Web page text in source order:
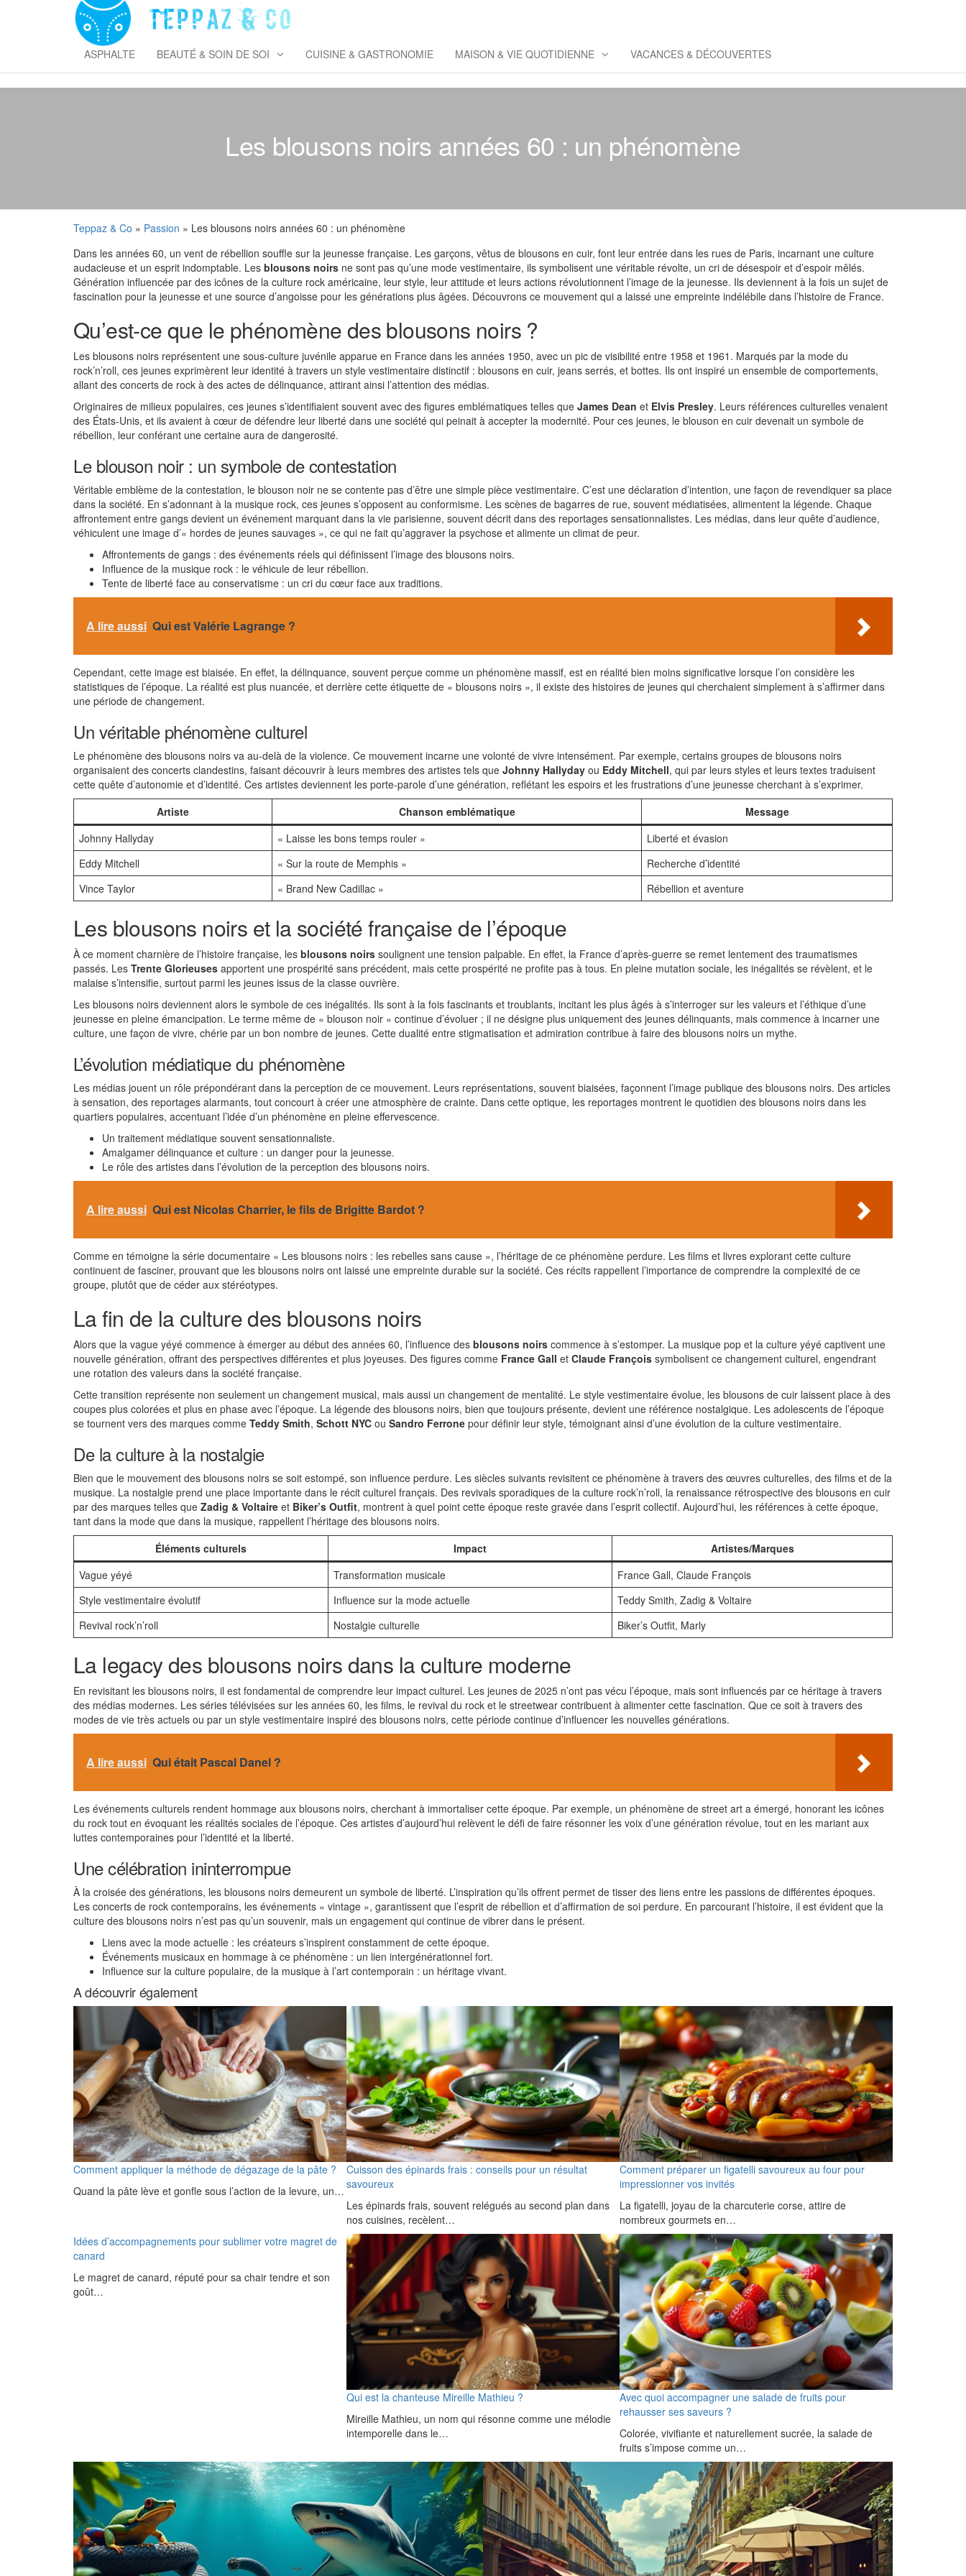
& Co
ASPHALTE BEAUTÉ & SOIN DE SOI CUISINE & GASTRONOMIE MAISON & VIE QUOTIDIENNE VACANCES & DÉCOUVERTES
Les blousons noirs années 60 : un phénomène
Teppaz & Co » Passion » Les blousons noirs années 60 : un phénomène
Dans les années 60, un vent de rébellion souffle sur la jeunesse française. Les garçons, vêtus de blousons en cuir, font leur entrée dans les rues de Paris, incarnant une culture
audacieuse et un esprit indomptable. Les blousons noirs ne sont pas qu’une mode vestimentaire, ils symbolisent une véritable révolte, un cri de désespoir et d’espoir mêlés.
Génération influencée par des icônes de la culture rock américaine, leur style, leur attitude et leurs actions révolutionnent l’image de la jeunesse. Ils deviennent à la fois un sujet de
fascination pour la jeunesse et une source d’angoisse pour les générations plus âgées. Découvrons ce mouvement qui a laissé une empreinte indélébile dans l’histoire de France.
Qu’est-ce que le phénomène des blousons noirs ?
Les blousons noirs représentent une sous-culture juvénile apparue en France dans les années 1950, avec un pic de visibilité entre 1958 et 1961. Marqués par la mode du
rock’n’roll, ces jeunes exprimèrent leur identité à travers un style vestimentaire distinctif : blousons en cuir, jeans serrés, et bottes. Ils ont inspiré un ensemble de comportements,
allant des concerts de rock à des actes de délinquance, attirant ainsi l’attention des médias.
Originaires de milieux populaires, ces jeunes s’identifiaient souvent avec des figures emblématiques telles que James Dean et Elvis Presley. Leurs références culturelles venaient
des États-Unis, et ils avaient à cœur de défendre leur liberté dans une société qui peinait à accepter la modernité. Pour ces jeunes, le blouson en cuir devenait un symbole de
rébellion, leur conférant une certaine aura de dangerosité.
Le blouson noir : un symbole de contestation
Véritable emblème de la contestation, le blouson noir ne se contente pas d’être une simple pièce vestimentaire. C’est une déclaration d’intention, une façon de revendiquer sa place
dans la société. En s’adonnant à la musique rock, ces jeunes s’opposent au conformisme. Les scènes de bagarres de rue, souvent médiatisées, alimentent la légende. Chaque
affrontement entre gangs devient un événement marquant dans la vie parisienne, souvent décrit dans des reportages sensationnalistes. Les médias, dans leur quête d’audience,
véhiculent une image d’« hordes de jeunes sauvages », ce qui ne fait qu’aggraver la psychose et alimente un climat de peur.
Affrontements de gangs : des événements réels qui définissent l’image des blousons noirs.
Influence de la musique rock : le véhicule de leur rébellion.
Tente de liberté face au conservatisme : un cri du cœur face aux traditions.
A lire aussi Qui est Valérie Lagrange ?
Cependant, cette image est biaisée. En effet, la délinquance, souvent perçue comme un phénomène massif, est en réalité bien moins significative lorsque l’on considère les
statistiques de l’époque. La réalité est plus nuancée, et derrière cette étiquette de « blousons noirs », il existe des histoires de jeunes qui cherchaient simplement à s’affirmer dans
une période de changement.
Un véritable phénomène culturel
Le phénomène des blousons noirs va au-delà de la violence. Ce mouvement incarne une volonté de vivre intensément. Par exemple, certains groupes de blousons noirs
organisaient des concerts clandestins, faisant découvrir à leurs membres des artistes tels que Johnny Hallyday ou Eddy Mitchell, qui par leurs styles et leurs textes traduisent
cette quête d’autonomie et d’identité. Ces artistes deviennent les porte-parole d’une génération, reflétant les espoirs et les frustrations d’une jeunesse cherchant à s’exprimer.
Artiste
Chanson emblématique
Message
Johnny Hallyday
« Laisse les bons temps rouler »
Liberté et évasion
Eddy Mitchell
« Sur la route de Memphis »
Recherche d’identité
Vince Taylor
« Brand New Cadillac » Rébellion et aventure
Les blousons noirs et la société française de l’époque
À ce moment charnière de l’histoire française, les blousons noirs soulignent une tension palpable. En effet, la France d’après-guerre se remet lentement des traumatismes
passés. Les Trente Glorieuses apportent une prospérité sans précédent, mais cette prospérité ne profite pas à tous. En pleine mutation sociale, les inégalités se révèlent, et le
malaise s’intensifie, surtout parmi les jeunes issus de la classe ouvrière.
Les blousons noirs deviennent alors le symbole de ces inégalités. Ils sont à la fois fascinants et troublants, incitant les plus âgés à s’interroger sur les valeurs et l’éthique d’une
jeunesse en pleine émancipation. Le terme même de « blouson noir » continue d’évoluer ; il ne désigne plus uniquement des jeunes délinquants, mais commence à incarner une
culture, une façon de vivre, chérie par un bon nombre de jeunes. Cette dualité entre stigmatisation et admiration contribue à faire des blousons noirs un mythe.
L’évolution médiatique du phénomène
Les médias jouent un rôle prépondérant dans la perception de ce mouvement. Leurs représentations, souvent biaisées, façonnent l’image publique des blousons noirs. Des articles
à sensation, des reportages alarmants, tout concourt à créer une atmosphère de crainte. Dans cette optique, les reportages montrent le quotidien des blousons noirs dans les
quartiers populaires, accentuant l’idée d’un phénomène en pleine effervescence.
Un traitement médiatique souvent sensationnaliste.
Amalgamer délinquance et culture : un danger pour la jeunesse.
Le rôle des artistes dans l’évolution de la perception des blousons noirs.
A lire aussi Qui est Nicolas Charrier, le fils de Brigitte Bardot ?
Comme en témoigne la série documentaire « Les blousons noirs : les rebelles sans cause », l’héritage de ce phénomène perdure. Les films et livres explorant cette culture
continuent de fasciner, prouvant que les blousons noirs ont laissé une empreinte durable sur la société. Ces récits rappellent l’importance de comprendre la complexité de ce
groupe, plutôt que de céder aux stéréotypes.
La fin de la culture des blousons noirs
Alors que la vague yéyé commence à émerger au début des années 60, l’influence des blousons noirs commence à s’estomper. La musique pop et la culture yéyé captivent une
nouvelle génération, offrant des perspectives différentes et plus joyeuses. Des figures comme France Gall et Claude François symbolisent ce changement culturel, engendrant
une rotation des valeurs dans la société française.
Cette transition représente non seulement un changement musical, mais aussi un changement de mentalité. Le style vestimentaire évolue, les blousons de cuir laissent place à des
coupes plus colorées et plus en phase avec l’époque. La légende des blousons noirs, bien que toujours présente, devient une référence nostalgique. Les adolescents de l’époque
se tournent vers des marques comme Teddy Smith, Schott NYC ou Sandro Ferrone pour définir leur style, témoignant ainsi d’une évolution de la culture vestimentaire.
De la culture à la nostalgie
Bien que le mouvement des blousons noirs se soit estompé, son influence perdure. Les siècles suivants revisitent ce phénomène à travers des œuvres culturelles, des films et de la
musique. La nostalgie prend une place importante dans le récit culturel français. Des revivals sporadiques de la culture rock’n’roll, la renaissance rétrospective des blousons en cuir
par des marques telles que Zadig & Voltaire et Biker’s Outfit, montrent à quel point cette époque reste gravée dans l’esprit collectif. Aujourd’hui, les références à cette époque,
tant dans la mode que dans la musique, rappellent l’héritage des blousons noirs.
Éléments culturels
Impact
Artistes/Marques
Vague yéyé
Transformation musicale
France Gall, Claude François
Style vestimentaire évolutif
Influence sur la mode actuelle
Teddy Smith, Zadig & Voltaire
Revival rock’n’roll
Nostalgie culturelle Biker’s Outfit, Marly
La legacy des blousons noirs dans la culture moderne
En revisitant les blousons noirs, il est fondamental de comprendre leur impact culturel. Les jeunes de 2025 n’ont pas vécu l’époque, mais sont influencés par ce héritage à travers
des médias modernes. Les séries télévisées sur les années 60, les films, le revival du rock et le streetwear contribuent à alimenter cette fascination. Que ce soit à travers des
modes de vie très actuels ou par un style vestimentaire inspiré des blousons noirs, cette période continue d’influencer les nouvelles générations.
A lire aussi Qui était Pascal Danel ?
Les événements culturels rendent hommage aux blousons noirs, cherchant à immortaliser cette époque. Par exemple, un phénomène de street art a émergé, honorant les icônes
du rock tout en évoquant les réalités sociales de l’époque. Ces artistes d’aujourd’hui relèvent le défi de faire résonner les voix d’une génération révolue, tout en les mariant aux
luttes contemporaines pour l’identité et la liberté.
Une célébration ininterrompue
À la croisée des générations, les blousons noirs demeurent un symbole de liberté. L’inspiration qu’ils offrent permet de tisser des liens entre les passions de différentes époques.
Les concerts de rock contemporains, les événements « vintage », garantissent que l’esprit de rébellion et d’affirmation de soi perdure. En parcourant l’histoire, il est évident que la
culture des blousons noirs n’est pas qu’un souvenir, mais un engagement qui continue de vibrer dans le présent.
Liens avec la mode actuelle : les créateurs s’inspirent constamment de cette époque.
Événements musicaux en hommage à ce phénomène : un lien intergénérationnel fort.
Influence sur la culture populaire, de la musique à l’art contemporain : un héritage vivant.
A découvrir également
Comment appliquer la méthode de dégazage de la pâte ?
Quand la pâte lève et gonfle sous l’action de la levure, un…
Cuisson des épinards frais : conseils pour un résultat
savoureux
Les épinards frais, souvent relégués au second plan dans
nos cuisines, recèlent…
Comment préparer un figatelli savoureux au four pour
impressionner vos invités
La figatelli, joyau de la charcuterie corse, attire de
nombreux gourmets en…
Idées d’accompagnements pour sublimer votre magret de
canard
Le magret de canard, réputé pour sa chair tendre et son
goût…
Qui est la chanteuse Mireille Mathieu ?
Mireille Mathieu, un nom qui résonne comme une mélodie
intemporelle dans le…
Avec quoi accompagner une salade de fruits pour
rehausser ses saveurs ?
Colorée, vivifiante et naturellement sucrée, la salade de
fruits s’impose comme un…